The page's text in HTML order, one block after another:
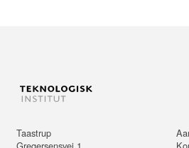
Taastrup